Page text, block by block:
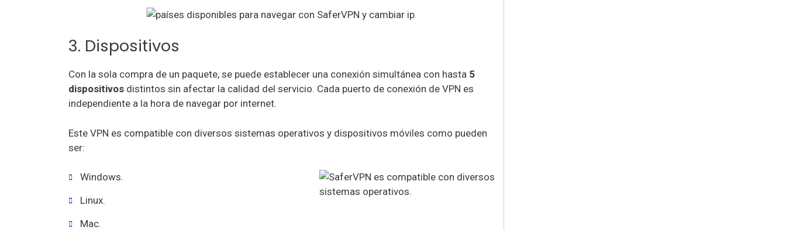
3. Dispositivos
Con la sola compra de un paquete, se puede establecer una conexión simultánea con hasta 5
dispositivos distintos sin afectar la calidad del servicio. Cada puerto de conexión de VPN es
independiente a la hora de navegar por internet.
Este VPN es compatible con diversos sistemas operativos y dispositivos móviles como pueden
ser:
Windows.
Linux.
Mac.